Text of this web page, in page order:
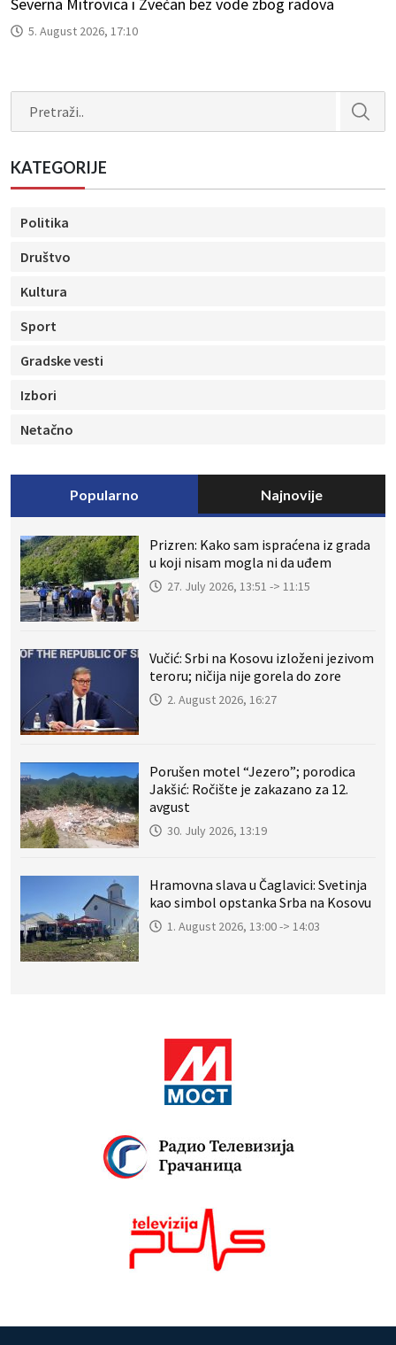
5. August 2026, 17:10
KATEGORIJE
Politika
Društvo
Kultura
Sport
Gradske vesti
Izbori
Netačno
Popularno Najnovije
Prizren: Kako sam ispraćena iz grada
u koji nisam mogla ni da uđem
27. July 2026, 13:51 -> 11:15
Vučić: Srbi na Kosovu izloženi jezivom
teroru; ničija nije gorela do zore
2. August 2026, 16:27
Porušen motel “Jezero”; porodica
Jakšić: Ročište je zakazano za 12.
avgust
30. July 2026, 13:19
Hramovna slava u Čaglavici: Svetinja
kao simbol opstanka Srba na Kosovu
1. August 2026, 13:00 -> 14:03